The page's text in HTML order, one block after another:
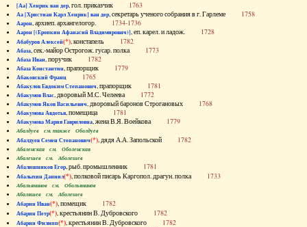
[Аа] Хенрик ван дер, гол. приказчик 1763
Аа [Христиан Карл Хенрик] ван дер, секретарь ученого собрания в г. Гарлеме 1758
Аарон, архиеп. архангелогор. 1734-1736
Аарон [(Еропкин Афанасий Владимирович)], еп. карел. и ладож. 1728
Абабуров Алексей(*), констапель 1782
Абаза, сек.-майор Острогож. гусар. полка 1773
Абаза Иван, поручик 1782
Абаза Константин, прапорщик 1779
Абаковский Франц 1765
Абакулов Евдоким Степанович, прапорщик 1781
Абакумов Влас, дворовый М.С. Челеева 1772
Абакумов Яков Васильевич, дворовый баронов Строгановых 1768
Абакумова Авдотья, помещица 1781
Абакумова Мария Гавриловна, жена В.Я. Воейкова 1779
Абалдуев см. также Оболдуев
Абалдуев Семен Степанович(*), дядя А.А. Запольской 1782
Абаленская см. Оболенская
Абалешев см. Аболешев
Абалишников Егор, рыб. промышленник 1781
Абалыхин Даниил(*), полковой писарь Каргопол. драгун. полка 1733
Абальянинов см. Обольянинов
Абаляшев см. Аболешев
Абарин Иван(*), помещик 1782
Абарин Петр(*), крестьянин В. Дубровского 1782
Абарин Филипп(*), крестьянин В. Дубровского 1782